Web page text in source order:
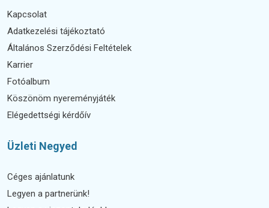
Kapcsolat
Adatkezelési tájékoztató
Általános Szerződési Feltételek
Karrier
Fotóalbum
Köszönöm nyereményjáték
Elégedettségi kérdőív
Üzleti Negyed
Céges ajánlatunk
Legyen a partnerünk!